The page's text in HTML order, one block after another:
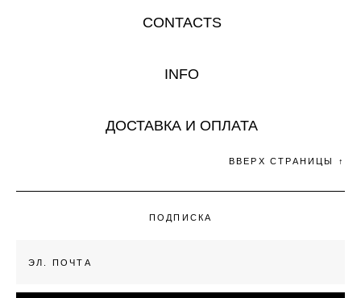
CONTACTS
INFO
ДОСТАВКА И ОПЛАТА
ВВЕРХ СТРАНИЦЫ ↑
ПОДПИСКА